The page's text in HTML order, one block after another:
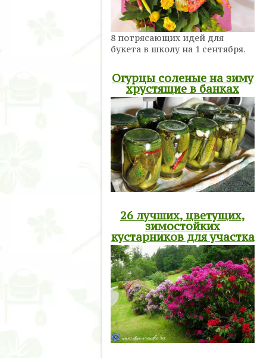
8 потрясающих идей для
букета в школу на 1 сентября.
Огурцы соленые на зиму
хрустящие в банках
26 лучших, цветущих,
зимостойких
кустарников для участка